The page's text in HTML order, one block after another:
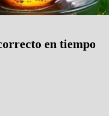
en tiempo